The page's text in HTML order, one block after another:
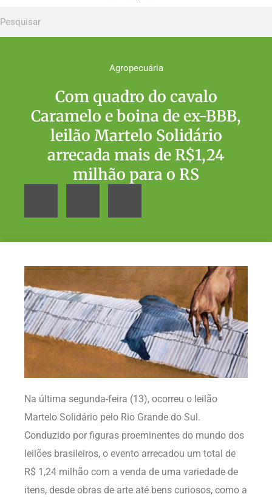
Agropecuária
Com quadro do cavalo
Caramelo e boina de ex-BBB,
leilão Martelo Solidário
arrecada mais de R$1,24
milhão para o RS
Na última segunda-feira (13), ocorreu o leilão
Martelo Solidário pelo Rio Grande do Sul.
Conduzido por figuras proeminentes do mundo dos
leilões brasileiros, o evento arrecadou um total de
R$ 1,24 milhão com a venda de uma variedade de
itens, desde obras de arte até bens curiosos, como a